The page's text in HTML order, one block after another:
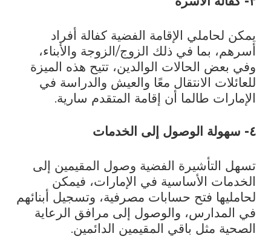
يمكن لحاملي الإقامة الفضية كفالة أفراد
أسرهم، بما في ذلك الزوج/الزوجة والأبناء،
وفي بعض الحالات الوالدين، تتيح هذه الميزة
للعائلات الانتقال معًا والعيش والدراسة في
الإمارات طالما أن إقامة المتقدم سارية.
٤- سهولة الوصول إلى الخدمات
تسهل التأشيرة الفضية وصول المقيمين إلى
الخدمات الأساسية في الإمارات، فيمكن
لحامليها فتح حسابات مصرفية، وتسجيل أبنائهم
في المدارس، والوصول إلى مرافق الرعاية
الصحية مثل باقي المقيمين الدائمين.